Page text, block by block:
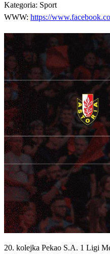
Kategoria: Sport
WWW: https://
20. kolejka Pekao S.A. 1 Ligi